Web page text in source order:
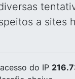
a sites
do IP